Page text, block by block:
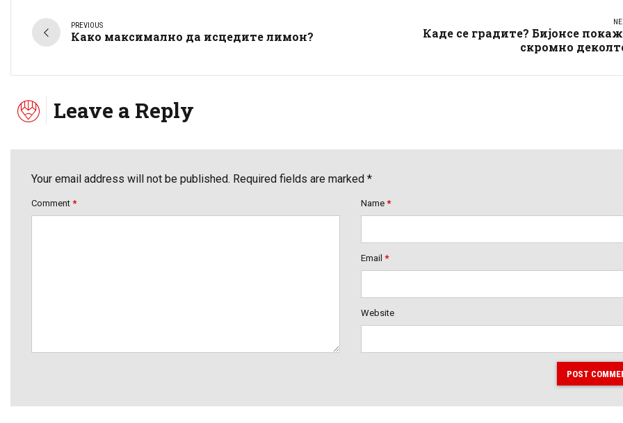
PREVIOUS
Како максимално да исцедите лимон?
Каде се градите? Бијонсе
скромно
Leave a Reply
Your email address will not be published. Required fields are marked *
Comment * Name *
Email *
Website
POST